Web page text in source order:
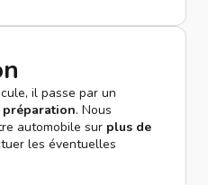
il passe par un
préparation. Nous
automobile sur plus de
les éventuelles